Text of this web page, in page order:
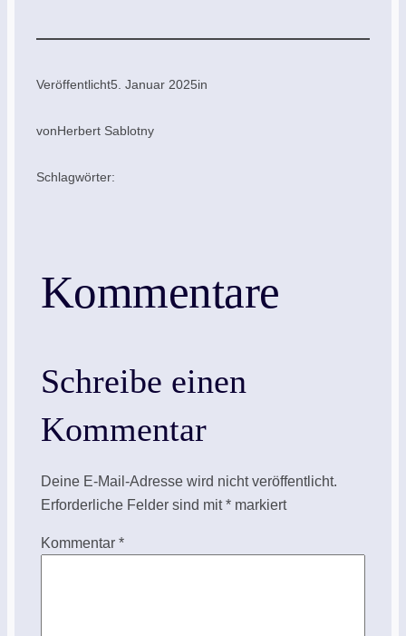
Veröffentlicht5. Januar 2025in
vonHerbert Sablotny
Schlagwörter:
Kommentare
Schreibe einen
Kommentar
Deine E-Mail-Adresse wird nicht veröffentlicht.
Erforderliche Felder sind mit*markiert
Kommentar *